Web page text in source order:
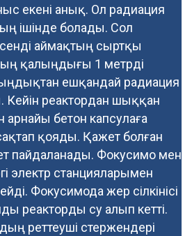
екені анық. Ол радиация
ішінде болады. Сол
аймақтың сыртқы
қалыңдығы 1 метрді
ешқандай радиация
реактордан шыққан
бетон капсулаға
қояды. Қажет болған
пайдаланады. Фокусимо мен
электр станцияларымен
Фокусимода жер сілкінісі
реакторды су алып кетті.
реттеуші стержендері